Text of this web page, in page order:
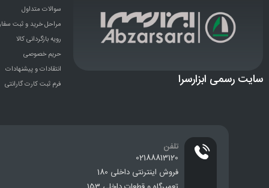
سایت رسمی ابزارسرا
سوالات متداول
مراحل خرید و ثبت
رویه بازگردانی کالا
حریم خصوصی
انتقادات و پيشنهادات
فرم ثبت کارت گارانتی
تلفن
02188813120
فروش اینترنتی داخلی 180